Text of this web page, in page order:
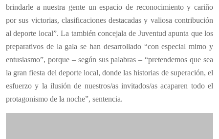
brindarle a nuestra gente un espacio de reconocimiento y cariño
por sus victorias, clasificaciones destacadas y valiosa contribución
al deporte local”. La también concejala de Juventud apunta que los
preparativos de la gala se han desarrollado “con especial mimo y
entusiasmo”, porque – según sus palabras – “pretendemos que sea
la gran fiesta del deporte local, donde las historias de superación, el
esfuerzo y la ilusión de nuestros/as invitados/as acaparen todo el
protagonismo de la noche”, sentencia.